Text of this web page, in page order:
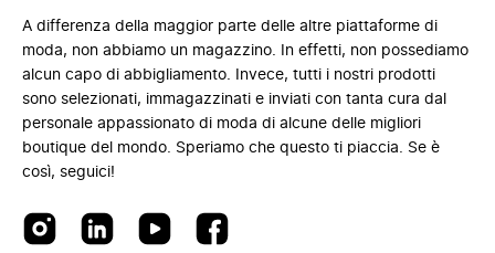
A differenza della maggior parte delle altre piattaforme di
moda, non abbiamo un magazzino. In effetti, non possediamo
alcun capo di abbigliamento. Invece, tutti i nostri prodotti
sono selezionati, immagazzinati e inviati con tanta cura dal
personale appassionato di moda di alcune delle migliori
boutique del mondo. Speriamo che questo ti piaccia. Se è
così, seguici!